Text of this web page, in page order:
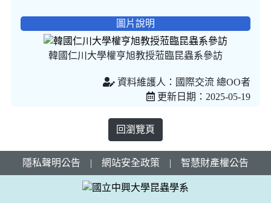
圖片說明
韓國仁川大學權亨旭教授蒞臨昆蟲系參訪
資料維護人：國際交流 總OO者
更新日期：2025-05-19
回瀏覽頁
隱私聲明公告 | 網站安全政策 | 智慧財產權公告